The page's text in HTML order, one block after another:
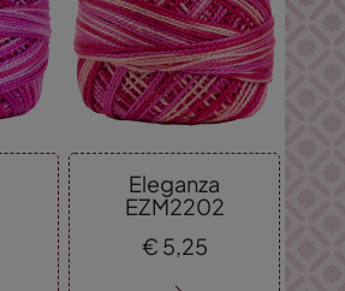
Eleganza
EZM2202
€ 5,25